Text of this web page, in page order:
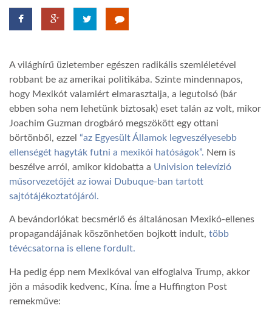
A világhírű üzletember egészen radikális szemléletével
robbant be az amerikai politikába. Szinte mindennapos,
hogy Mexikót valamiért elmarasztalja, a legutolsó (bár
ebben soha nem lehetünk biztosak) eset talán az volt, mikor
Joachim Guzman drogbáró megszökött egy ottani
börtönből, ezzel “az Egyesült Államok legveszélyesebb
ellenségét hagyták futni a mexikói hatóságok”. Nem is
beszélve arról, amikor kidobatta a Univision televízió
műsorvezetőjét az iowai Dubuque-ban tartott
sajtótájékoztatójáról.
A bevándorlókat becsmérlő és általánosan Mexikó-ellenes
propagandájának köszönhetően bojkott indult, több
tévécsatorna is ellene fordult.
Ha pedig épp nem Mexikóval van elfoglalva Trump, akkor
jön a második kedvenc, Kína. Íme a Huffington Post
remekműve: